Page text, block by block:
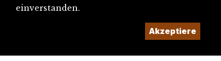
einverstanden.
Akzeptiere